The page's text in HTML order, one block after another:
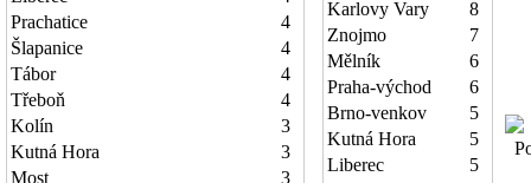
Prachatice
4
Šlapanice
4
Tábor
4
Třeboň
4
Kolín
3
Kutná Hora
3
Most
3
Karlovy Vary
8
Znojmo
7
Mělník
6
Praha-východ
6
Brno-venkov
5
Kutná Hora
5
Liberec
5